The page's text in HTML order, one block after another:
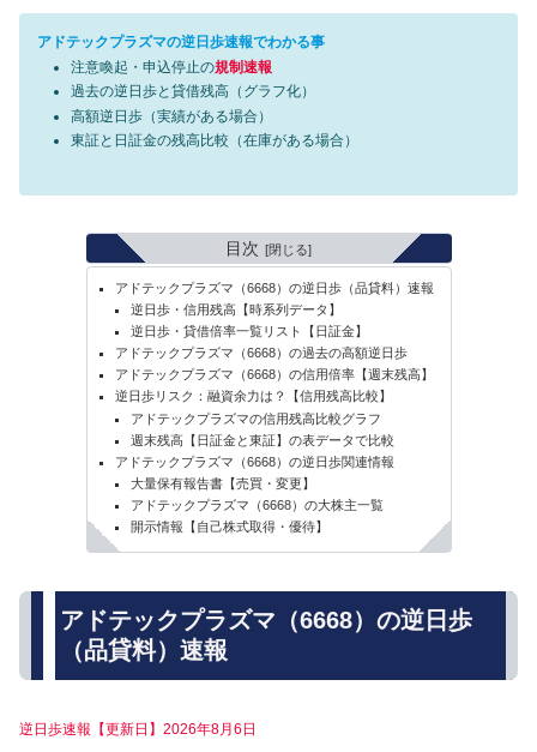
アドテックプラズマの逆日歩速報でわかる事
注意喚起・申込停止の規制速報
過去の逆日歩と貸借残高（グラフ化）
高額逆日歩（実績がある場合）
東証と日証金の残高比較（在庫がある場合）
目次
アドテックプラズマ（6668）の逆日歩（品貸料）速報
逆日歩・信用残高【時系列データ】
逆日歩・貸借倍率一覧リスト【日証金】
アドテックプラズマ（6668）の過去の高額逆日歩
アドテックプラズマ（6668）の信用倍率【週末残高】
逆日歩リスク：融資余力は？【信用残高比較】
アドテックプラズマの信用残高比較グラフ
週末残高【日証金と東証】の表データで比較
アドテックプラズマ（6668）の逆日歩関連情報
大量保有報告書【売買・変更】
アドテックプラズマ（6668）の大株主一覧
開示情報【自己株式取得・優待】
アドテックプラズマ（6668）の逆日歩
（品貸料）速報
逆日歩速報【更新日】2026年8月6日